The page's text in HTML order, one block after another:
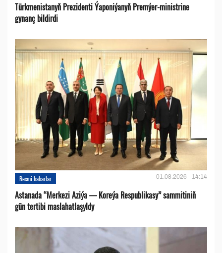
Türkmenistanyň Prezidenti Ýaponiýanyň Premýer-ministrine
gynanç bildirdi
Resmi habarlar 01.08.2026 - 14:14
Astanada “Merkezi Aziýa — Koreýa Respublikasy” sammitiniň
gün tertibi maslahatlaşyldy